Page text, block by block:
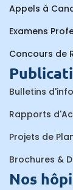
Appels à
Examens
Concours de
Bulletins
Rapports
Projets de
Brochures &
Nos